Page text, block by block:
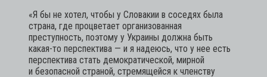
«Я бы не хотел, чтобы у Словакии в соседях была
страна, где процветает организованная
преступность, поэтому у Украины должна быть
какая-то перспектива — и я надеюсь, что у нее есть
перспектива стать демократической, мирной
и безопасной страной, стремящейся к членству